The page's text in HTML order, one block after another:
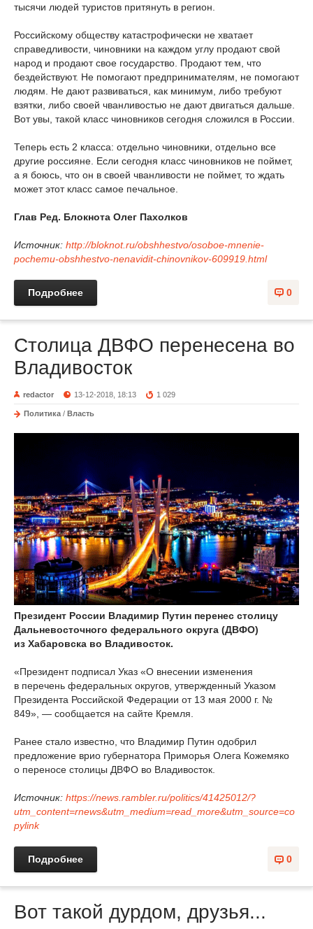
тысячи людей туристов притянуть в регион.
Российскому обществу катастрофически не хватает
справедливости, чиновники на каждом углу продают свой
народ и продают свое государство. Продают тем, что
бездействуют. Не помогают предпринимателям, не помогают
людям. Не дают развиваться, как минимум, либо требуют
взятки, либо своей чванливостью не дают двигаться дальше.
Вот увы, такой класс чиновников сегодня сложился в России.
Теперь есть 2 класса: отдельно чиновники, отдельно все
другие россияне. Если сегодня класс чиновников не поймет,
а я боюсь, что он в своей чванливости не поймет, то ждать
может этот класс самое печальное.
Глав Ред. Блокнота Олег Пахолков
Источник: http://bloknot.ru/obshhestvo/osoboe-mnenie-
pochemu-obshhestvo-nenavidit-chinovnikov-609919.html
0
Подробнее
Столица ДВФО перенесена во
Владивосток
redactor 13-12-2018, 18:13 1 029
Политика / Власть
Президент России Владимир Путин перенес столицу
Дальневосточного федерального округа (ДВФО)
из Хабаровска во Владивосток.
«Президент подписал Указ «О внесении изменения
в перечень федеральных округов, утвержденный Указом
Президента Российской Федерации от 13 мая 2000 г. №
849», — сообщается на сайте Кремля.
Ранее стало известно, что Владимир Путин одобрил
предложение врио губернатора Приморья Олега Кожемяко
о переносе столицы ДВФО во Владивосток.
Источник: https://news.rambler.ru/politics/41425012/?
utm_content=rnews&utm_medium=read_more&utm_source=co
pylink
0
Подробнее
Вот такой дурдом, друзья...